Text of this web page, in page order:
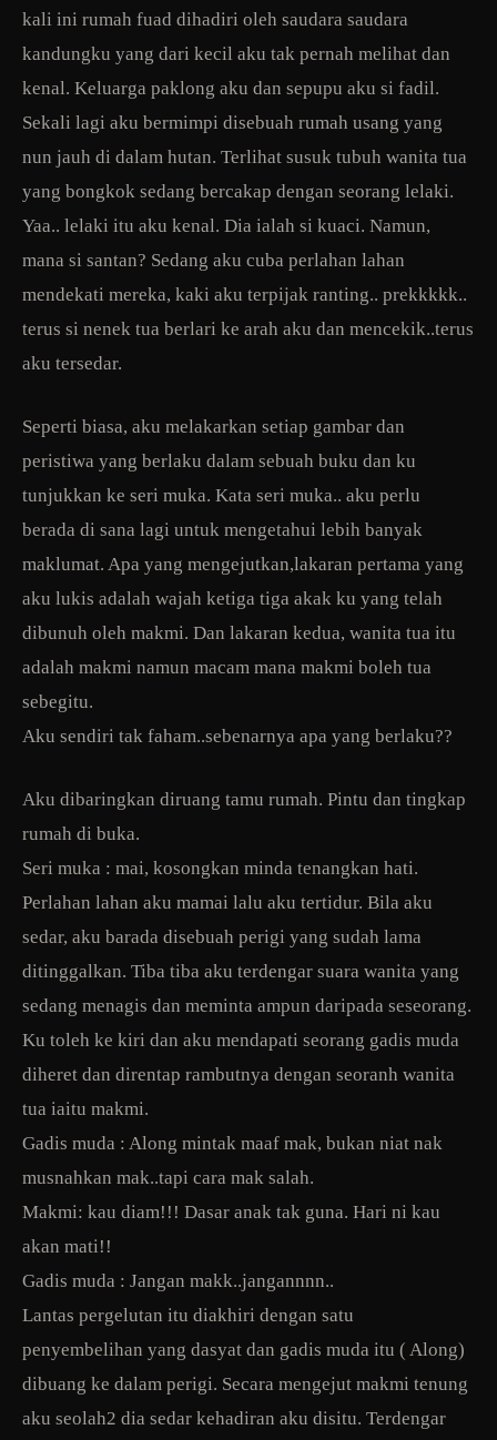
kali ini rumah fuad dihadiri oleh saudara saudara
kandungku yang dari kecil aku tak pernah melihat dan
kenal. Keluarga paklong aku dan sepupu aku si fadil.
Sekali lagi aku bermimpi disebuah rumah usang yang
nun jauh di dalam hutan. Terlihat susuk tubuh wanita tua
yang bongkok sedang bercakap dengan seorang lelaki.
Yaa.. lelaki itu aku kenal. Dia ialah si kuaci. Namun,
mana si santan? Sedang aku cuba perlahan lahan
mendekati mereka, kaki aku terpijak ranting.. prekkkkk..
terus si nenek tua berlari ke arah aku dan mencekik..terus
aku tersedar.
Seperti biasa, aku melakarkan setiap gambar dan
peristiwa yang berlaku dalam sebuah buku dan ku
tunjukkan ke seri muka. Kata seri muka.. aku perlu
berada di sana lagi untuk mengetahui lebih banyak
maklumat. Apa yang mengejutkan,lakaran pertama yang
aku lukis adalah wajah ketiga tiga akak ku yang telah
dibunuh oleh makmi. Dan lakaran kedua, wanita tua itu
adalah makmi namun macam mana makmi boleh tua
sebegitu.
Aku sendiri tak faham..sebenarnya apa yang berlaku??
Aku dibaringkan diruang tamu rumah. Pintu dan tingkap
rumah di buka.
Seri muka : mai, kosongkan minda tenangkan hati.
Perlahan lahan aku mamai lalu aku tertidur. Bila aku
sedar, aku barada disebuah perigi yang sudah lama
ditinggalkan. Tiba tiba aku terdengar suara wanita yang
sedang menagis dan meminta ampun daripada seseorang.
Ku toleh ke kiri dan aku mendapati seorang gadis muda
diheret dan direntap rambutnya dengan seoranh wanita
tua iaitu makmi.
Gadis muda : Along mintak maaf mak, bukan niat nak
musnahkan mak..tapi cara mak salah.
Makmi: kau diam!!! Dasar anak tak guna. Hari ni kau
akan mati!!
Gadis muda : Jangan makk..jangannnn..
Lantas pergelutan itu diakhiri dengan satu
penyembelihan yang dasyat dan gadis muda itu ( Along)
dibuang ke dalam perigi. Secara mengejut makmi tenung
aku seolah2 dia sedar kehadiran aku disitu. Terdengar